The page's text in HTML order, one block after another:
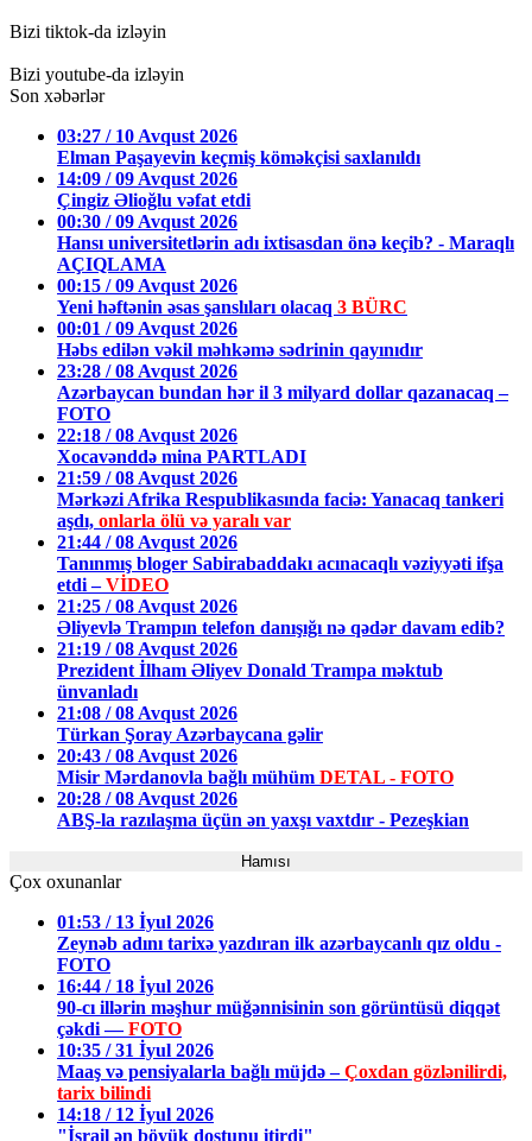
Bizi tiktok-da izləyin
Bizi youtube-da izləyin
Son xəbərlər
03:27 / 10 Avqust 2026
Elman Paşayevin keçmiş köməkçisi saxlanıldı
14:09 / 09 Avqust 2026
Çingiz Əlioğlu vəfat etdi
00:30 / 09 Avqust 2026
Hansı universitetlərin adı ixtisasdan önə keçib? - Maraqlı
AÇIQLAMA
00:15 / 09 Avqust 2026
Yeni həftənin əsas şanslıları olacaq 3 BÜRC
00:01 / 09 Avqust 2026
Həbs edilən vəkil məhkəmə sədrinin qayınıdır
23:28 / 08 Avqust 2026
Azərbaycan bundan hər il 3 milyard dollar qazanacaq –
FOTO
22:18 / 08 Avqust 2026
Xocavənddə mina PARTLADI
21:59 / 08 Avqust 2026
Mərkəzi Afrika Respublikasında faciə: Yanacaq tankeri
aşdı, onlarla ölü və yaralı var
21:44 / 08 Avqust 2026
Tanınmış bloger Sabirabaddakı acınacaqlı vəziyyəti ifşa
etdi –VİDEO
21:25 / 08 Avqust 2026
Əliyevlə Trampın telefon danışığı nə qədər davam edib?
21:19 / 08 Avqust 2026
Prezident İlham Əliyev Donald Trampa məktub
ünvanladı
21:08 / 08 Avqust 2026
Türkan Şoray Azərbaycana gəlir
20:43 / 08 Avqust 2026
Misir Mərdanovla bağlı mühüm DETAL - FOTO
20:28 / 08 Avqust 2026
ABŞ-la razılaşma üçün ən yaxşı vaxtdır - Pezeşkian
Hamısı
Çox oxunanlar
01:53 / 13 İyul 2026
Zeynəb adını tarixə yazdıran ilk azərbaycanlı qız oldu -
FOTO
16:44 / 18 İyul 2026
90-cı illərin məşhur müğənnisinin son görüntüsü diqqət
çəkdi —FOTO
10:35 / 31 İyul 2026
Maaş və pensiyalarla bağlı müjdə –Çoxdan gözlənilirdi,
tarix bilindi
14:18 / 12 İyul 2026
"İsrail ən böyük dostunu itirdi"